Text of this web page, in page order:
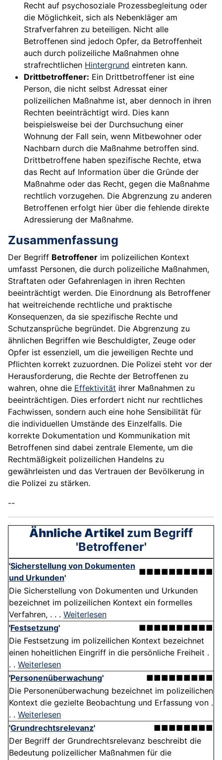
Recht auf psychosoziale Prozessbegleitung oder
die Möglichkeit, sich als Nebenkläger am
Strafverfahren zu beteiligen. Nicht alle
Betroffenen sind jedoch Opfer, da Betroffenheit
auch durch polizeiliche Maßnahmen ohne
strafrechtlichen Hintergrund eintreten kann.
Drittbetroffener: Ein Drittbetroffener ist eine
Person, die nicht selbst Adressat einer
polizeilichen Maßnahme ist, aber dennoch in ihren
Rechten beeinträchtigt wird. Dies kann
beispielsweise bei der Durchsuchung einer
Wohnung der Fall sein, wenn Mitbewohner oder
Nachbarn durch die Maßnahme betroffen sind.
Drittbetroffene haben spezifische Rechte, etwa
das Recht auf Information über die Gründe der
Maßnahme oder das Recht, gegen die Maßnahme
rechtlich vorzugehen. Die Abgrenzung zu anderen
Betroffenen erfolgt hier über die fehlende direkte
Adressierung der Maßnahme.
Zusammenfassung
Der Begriff Betroffener im polizeilichen Kontext
umfasst Personen, die durch polizeiliche Maßnahmen,
Straftaten oder Gefahrenlagen in ihren Rechten
beeinträchtigt werden. Die Einordnung als Betroffener
hat weitreichende rechtliche und praktische
Konsequenzen, da sie spezifische Rechte und
Schutzansprüche begründet. Die Abgrenzung zu
ähnlichen Begriffen wie Beschuldigter, Zeuge oder
Opfer ist essenziell, um die jeweiligen Rechte und
Pflichten korrekt zuzuordnen. Die Polizei steht vor der
Herausforderung, die Rechte der Betroffenen zu
wahren, ohne die Effektivität ihrer Maßnahmen zu
beeinträchtigen. Dies erfordert nicht nur rechtliches
Fachwissen, sondern auch eine hohe Sensibilität für
die individuellen Umstände des Einzelfalls. Die
korrekte Dokumentation und Kommunikation mit
Betroffenen sind dabei zentrale Elemente, um die
Rechtmäßigkeit polizeilichen Handelns zu
gewährleisten und das Vertrauen der Bevölkerung in
die Polizei zu stärken.
--
Ähnliche Artikel zum Begriff
'Betroffener'
'Sicherstellung von Dokumenten
und Urkunden'
■■■■■■■■■■
Die Sicherstellung von Dokumenten und Urkunden
bezeichnet im polizeilichen Kontext ein formelles
Verfahren, . . . Weiterlesen
'Festsetzung'
■■■■■■■■■■
Die Festsetzung im polizeilichen Kontext bezeichnet
einen hoheitlichen Eingriff in die persönliche Freiheit .
. . Weiterlesen
'Personenüberwachung'
■■■■■■■■■
Die Personenüberwachung bezeichnet im polizeilichen
Kontext die gezielte Beobachtung und Erfassung von .
. . Weiterlesen
'Grundrechtsrelevanz'
■■■■■■■■
Der Begriff der Grundrechtsrelevanz beschreibt die
Bedeutung polizeilicher Maßnahmen für die